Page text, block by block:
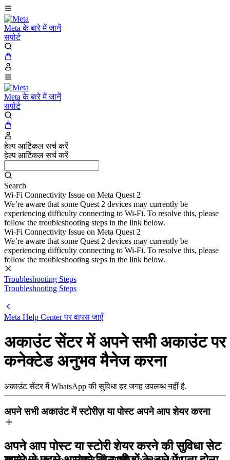
Meta के बारे में जानें
सपोर्ट
Meta के बारे में जानें
सपोर्ट
हेल्प आर्टिकल सर्च करें
हेल्प आर्टिकल सर्च करें
Search
Wi-Fi Connectivity Issue on Meta Quest 2
We’re aware that some Quest 2 devices may currently be
experiencing difficulty connecting to Wi-Fi. To resolve this, please
follow the troubleshooting steps in the link below.
Wi-Fi Connectivity Issue on Meta Quest 2
We’re aware that some Quest 2 devices may currently be
experiencing difficulty connecting to Wi-Fi. To resolve this, please
follow the troubleshooting steps in the link below.
Troubleshooting Steps
Troubleshooting Steps
Meta Help Centerपर वापस जाएँ
अकाउंट सेंटर में अपने सभी अकाउंट पर
कनेक्टेड अनुभव मैनेज करना
अकाउंट सेंटर में WhatsApp की सुविधा हर जगह उपलब्ध नहीं है.
अपने सभी अकाउंट में स्टोरीज़ या पोस्ट अपने आप शेयर करना
अपने आप पोस्ट या स्टोरी शेयर करने की सुविधा सेट